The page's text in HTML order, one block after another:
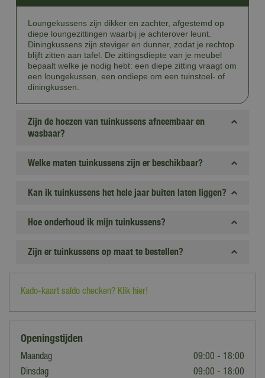
Loungekussens zijn dikker en zachter, afgestemd op
diepe loungezittingen waarbij je achterover leunt.
Diningkussens zijn steviger en dunner, zodat je rechtop
blijft zitten aan tafel. De zittingsdiepte van je meubel
bepaalt welke je nodig hebt: een diepe zitting vraagt om
een loungekussen, een ondiepe om een tuinstoel- of
diningkussen.
Zijn de hoezen van tuinkussens afneembaar en
wasbaar?
Welke maten tuinkussens zijn er beschikbaar?
Kan ik tuinkussens het hele jaar buiten laten liggen?
Hoe onderhoud ik mijn tuinkussens?
Zijn er tuinkussens op maat te bestellen?
Kado-kaart saldo checken? Klik hier!
Openingstijden
Maandag
09:00 - 18:00
Dinsdag
09:00 - 18:00